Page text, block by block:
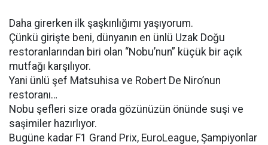
Daha girerken ilk şaşkınlığımı yaşıyorum.
Çünkü girişte beni, dünyanın en ünlü Uzak Doğu
restoranlarından biri olan “Nobu’nun” küçük bir açık
mutfağı karşılıyor.
Yani ünlü şef Matsuhisa ve Robert De Niro’nun
restoranı…
Nobu şefleri size orada gözünüzün önünde suşi ve
saşimiler hazırlıyor.
Bugüne kadar F1 Grand Prix, EuroLeague, Şampiyonlar